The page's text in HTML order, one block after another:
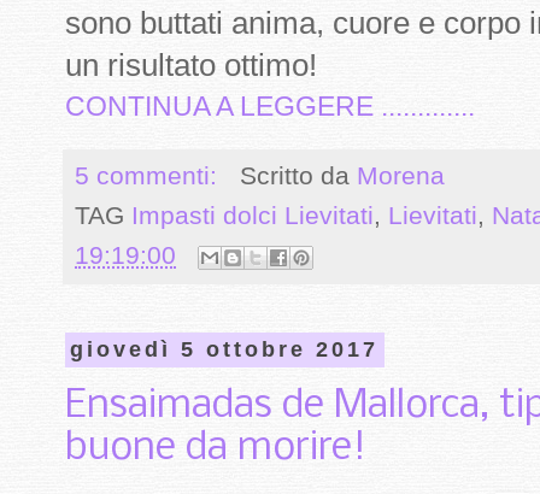
sono buttati anima, cuore e corpo
un risultato ottimo!
CONTINUA A LEGGERE .............
5 commenti: Scritto da Morena
TAG Impasti dolci Lievitati, Lievitati,
19:19:00
giovedì 5 ottobre 2017
Ensaimadas de Mallorca,
buone da morire!